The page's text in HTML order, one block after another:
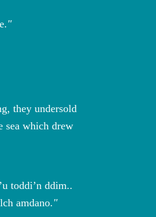
they undersold
sea which drew
toddi’n ddim..
amdano.